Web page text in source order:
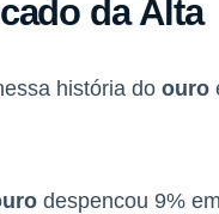
da Alta
história do ouro
despencou 9%